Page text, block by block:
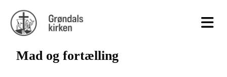
Mad og fortælling